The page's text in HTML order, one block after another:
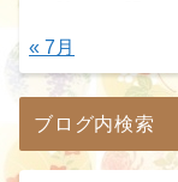
« 7月
ブログ内検索